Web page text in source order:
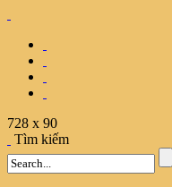
728 x 90
Tìm kiếm